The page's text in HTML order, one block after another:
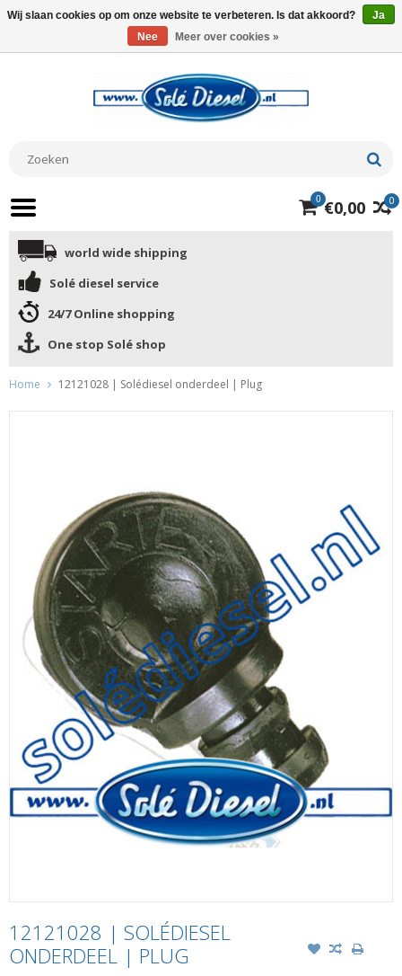
0
0 €0,00
world wide shipping
Solé diesel service
24/7 Online shopping
One stop Solé shop
Home 12121028 | Solédiesel onderdeel | Plug
12121028 | SOLÉDIESEL
ONDERDEEL | PLUG
Wij slaan cookies op om onze website te verbeteren. Is dat akkoord?
Ja
Nee
Meer over cookies »